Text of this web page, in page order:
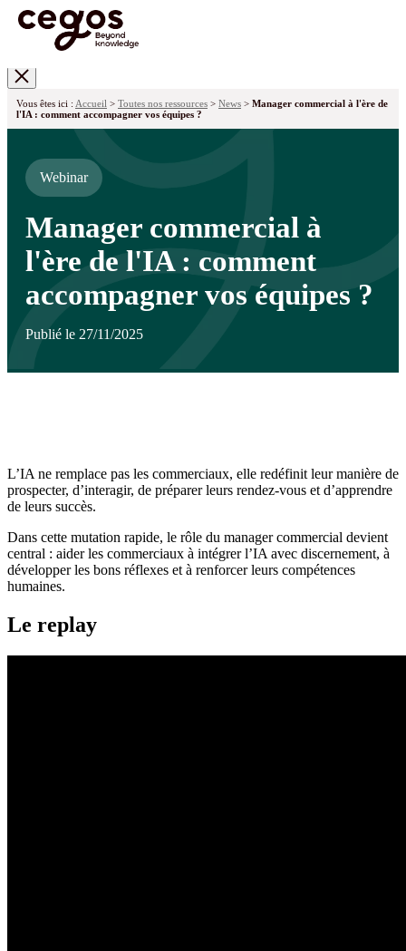
Vous êtes ici : Accueil > Toutes nos ressources > News > Manager commercial à l'ère de
l'IA : comment accompagner vos équipes ?
Webinar
Manager commercial à
l'ère de l'IA : comment
accompagner vos équipes ?
Publié le 27/11/2025
L’IA ne remplace pas les commerciaux, elle redéfinit leur manière de
prospecter, d’interagir, de préparer leurs rendez-vous et d’apprendre
de leurs succès.
Dans cette mutation rapide, le rôle du manager commercial devient
central : aider les commerciaux à intégrer l’IA avec discernement, à
développer les bons réflexes et à renforcer leurs compétences
humaines.
Le replay